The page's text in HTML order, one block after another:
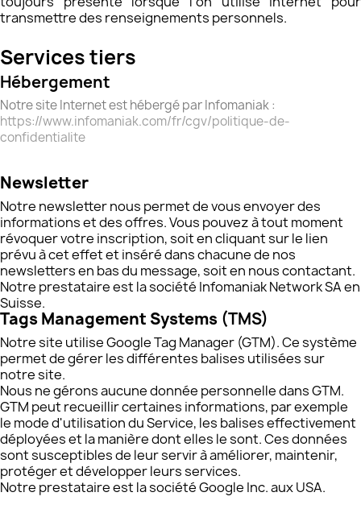
transmettre des renseignements personnels.
Services tiers
Hébergement
Notre site Internet est hébergé par Infomaniak :
https://www.infomaniak.com/fr/cgv/politique-de-
confidentialite
Newsletter
Notre newsletter nous permet de vous envoyer des
informations et des offres. Vous pouvez à tout moment
révoquer votre inscription, soit en cliquant sur le lien
prévu à cet effet et inséré dans chacune de nos
newsletters en bas du message, soit en nous contactant.
Notre prestataire est la société Infomaniak Network SA en
Suisse.
Tags Management Systems (TMS)
Notre site utilise Google Tag Manager (GTM). Ce système
permet de gérer les différentes balises utilisées sur
notre site.
Nous ne gérons aucune donnée personnelle dans GTM.
GTM peut recueillir certaines informations, par exemple
le mode d'utilisation du Service, les balises effectivement
déployées et la manière dont elles le sont. Ces données
sont susceptibles de leur servir à améliorer, maintenir,
protéger et développer leurs services.
Notre prestataire est la société Google Inc. aux USA.